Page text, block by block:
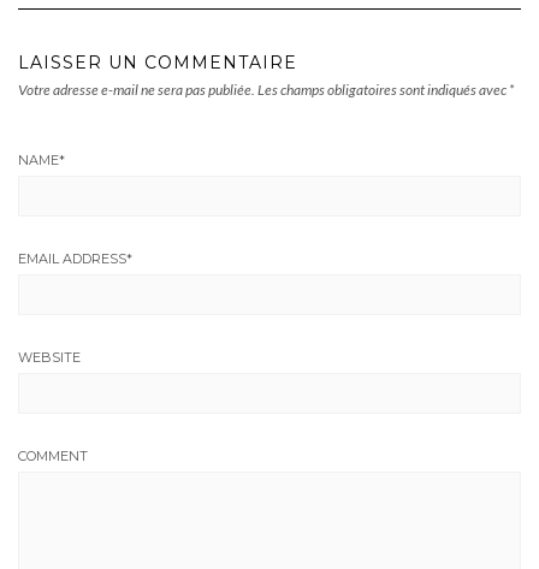
LAISSER UN COMMENTAIRE
Votre adresse e-mail ne sera pas publiée. Les champs obligatoires sont indiqués avec *
NAME*
EMAIL ADDRESS*
WEBSITE
COMMENT